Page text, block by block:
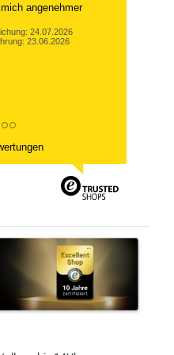
angenehmer
24.07.2026
23.06.2026